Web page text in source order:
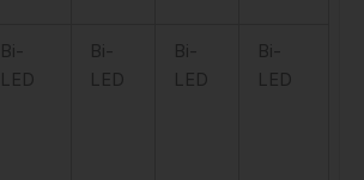
Bi-
LED
Bi-
LED
Bi-
LED
Bi-
LED